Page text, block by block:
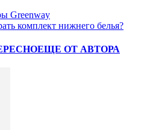
Greenway
комплект нижнего белья?
ЕЩЕ ОТ АВТОРА